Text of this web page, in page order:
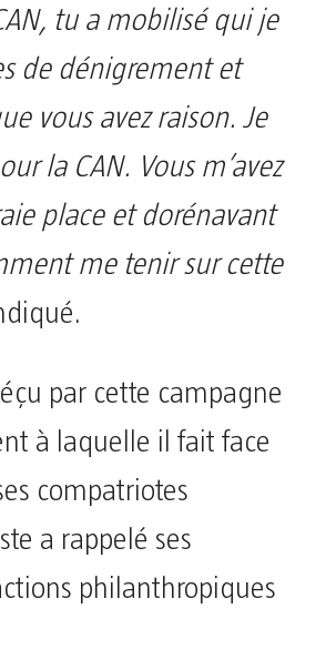
tu a mobilisé qui je
de dénigrement et
vous avez raison. Je
la CAN. Vous m’avez
place et dorénavant
me tenir sur cette
par cette campagne
à laquelle il fait face
compatriotes
a rappelé ses
philanthropiques